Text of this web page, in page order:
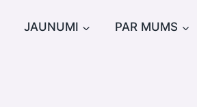
JAUNUMI PAR MUMS